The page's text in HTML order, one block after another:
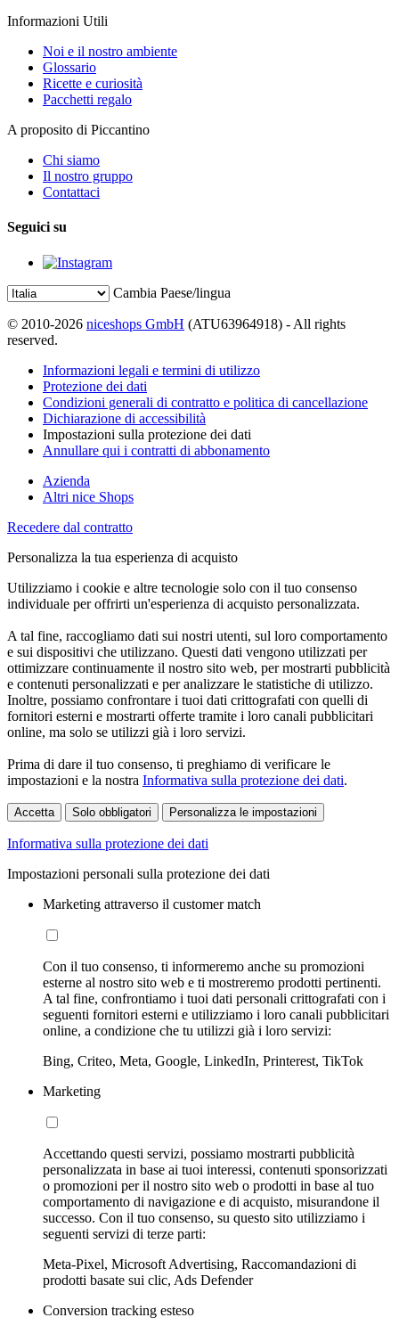
Informazioni Utili
Noi e il nostro ambiente
Glossario
Ricette e curiosità
Pacchetti regalo
A proposito di Piccantino
Chi siamo
Il nostro gruppo
Contattaci
Seguici su
Cambia Paese/lingua
© 2010-2026 niceshops GmbH (ATU63964918) - All rights
reserved.
Informazioni legali e termini di utilizzo
Protezione dei dati
Condizioni generali di contratto e politica di cancellazione
Dichiarazione di accessibilità
Impostazioni sulla protezione dei dati
Annullare qui i contratti di abbonamento
Azienda
Altri nice Shops
Recedere dal contratto
Personalizza la tua esperienza di acquisto
Utilizziamo i cookie e altre tecnologie solo con il tuo consenso
individuale per offrirti un'esperienza di acquisto personalizzata.
A tal fine, raccogliamo dati sui nostri utenti, sul loro comportamento
e sui dispositivi che utilizzano. Questi dati vengono utilizzati per
ottimizzare continuamente il nostro sito web, per mostrarti pubblicità
e contenuti personalizzati e per analizzare le statistiche di utilizzo.
Inoltre, possiamo confrontare i tuoi dati crittografati con quelli di
fornitori esterni e mostrarti offerte tramite i loro canali pubblicitari
online, ma solo se utilizzi già i loro servizi.
Prima di dare il tuo consenso, ti preghiamo di verificare le
impostazioni e la nostra Informativa sulla protezione dei dati.
Accetta Solo obbligatori Personalizza le impostazioni
Informativa sulla protezione dei dati
Impostazioni personali sulla protezione dei dati
Marketing attraverso il customer match
Con il tuo consenso, ti informeremo anche su promozioni
esterne al nostro sito web e ti mostreremo prodotti pertinenti.
A tal fine, confrontiamo i tuoi dati personali crittografati con i
seguenti fornitori esterni e utilizziamo i loro canali pubblicitari
online, a condizione che tu utilizzi già i loro servizi:
Bing, Criteo, Meta, Google, LinkedIn, Printerest, TikTok
Marketing
Accettando questi servizi, possiamo mostrarti pubblicità
personalizzata in base ai tuoi interessi, contenuti sponsorizzati
o promozioni per il nostro sito web o prodotti in base al tuo
comportamento di navigazione e di acquisto, misurandone il
successo. Con il tuo consenso, su questo sito utilizziamo i
seguenti servizi di terze parti:
Meta-Pixel, Microsoft Advertising, Raccomandazioni di
prodotti basate sui clic, Ads Defender
Conversion tracking esteso